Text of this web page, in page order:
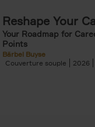
Reshape Your
Your Roadmap for
Points
Bärbel Buyse
Couverture souple
2026